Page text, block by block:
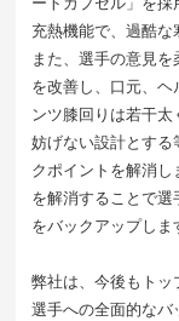
充熱機能で、過酷な
また、選手の意見
を改善し、口元、
ンツ膝回りは若干
妨げない設計とする
クポイントを解消
を解消することで
をバックアップしま
弊社は、今後もトッ
選手への全面的なバ